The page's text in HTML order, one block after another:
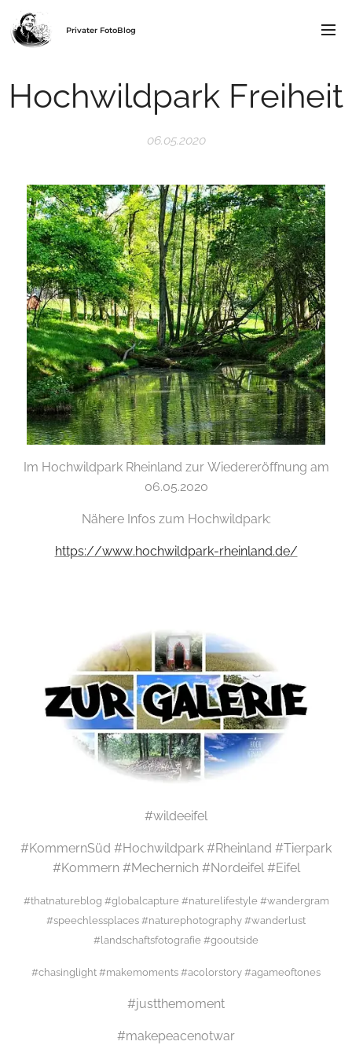
Privater FotoBlog
Hochwildpark Freiheit
06.05.2020
Im Hochwildpark Rheinland zur Wiedereröffnung am
06.05.2020
Nähere Infos zum Hochwildpark:
https://www.hochwildpark-rheinland.de/
#wildeeifel
#KommernSüd #Hochwildpark #Rheinland #Tierpark
#Kommern #Mechernich #Nordeifel #Eifel
#thatnatureblog #globalcapture #naturelifestyle #wandergram
#speechlessplaces #naturephotography #wanderlust
#landschaftsfotografie #gooutside
#chasinglight #makemoments #acolorstory #agameoftones
#justthemoment
#makepeacenotwar